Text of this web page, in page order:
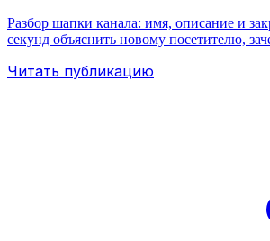
Разбор шапки канала: имя, описание и
секунд объяснить новому посетителю,
Читать публикацию